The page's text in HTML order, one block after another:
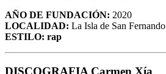
AÑO DE FUNDACIÓN: 2020
LOCALIDAD: La Isla de San Fernando
ESTILO: rap
DISCOGRAFIA Carmen Xía